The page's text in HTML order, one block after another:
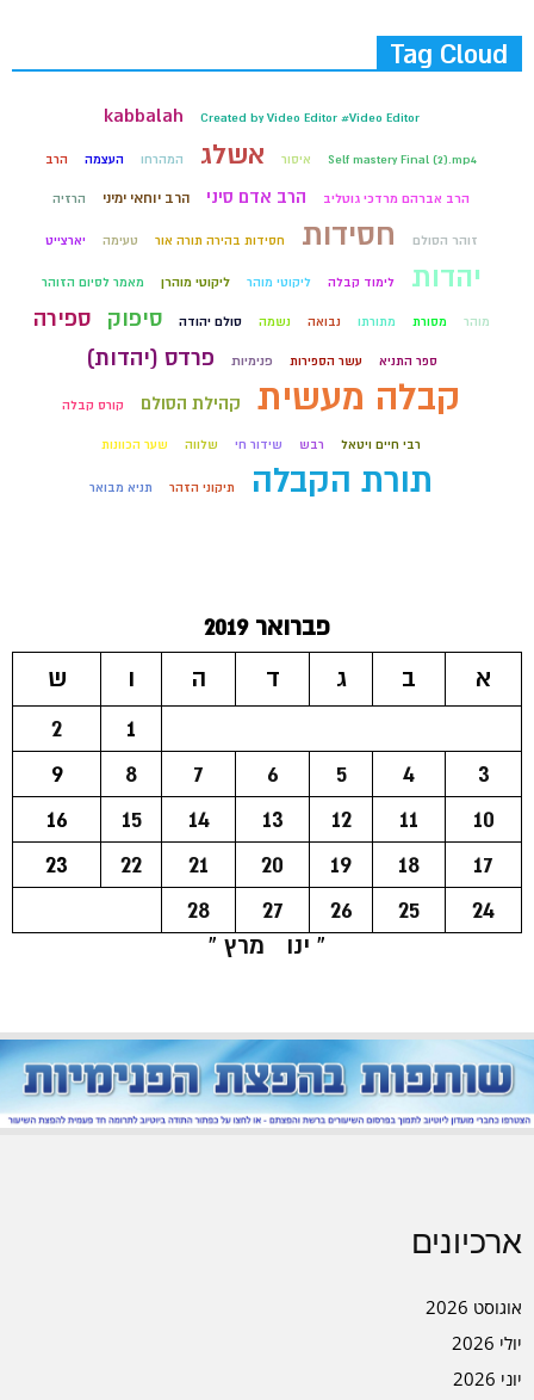
Tag Cloud
Created by Video Editor #Video Editor
kabbalah
Self mastery Final (2).mp4 איסור אשלג המהרחו העצמה הרב
הרב אברהם מרדכי גוטליב הרב אדם סיני הרב יוחאי ימיני הרזיה
זוהר הסולם חסידות חסידות בהירה תורה אור טעימה יארצייט
יהדות לימוד קבלה ליקוטי מוהר ליקוטי מוהרן מאמר לסיום הזוהר
מוהר מסורת מתורתו נבואה נשמה סולם יהודה סיפוק ספירה
ספר התניא עשר הספירות פנימיות פרדס (יהדות)
קבלה מעשית קהילת הסולם קורס קבלה
רבי חיים ויטאל רבש שידור חי שלווה שער הכוונות
תורת הקבלה תיקוני הזהר תניא מבואר
פברואר 2019
א
ב ג ד ה ו
ש
1
2
3
4
5
6
7
8
9
10
11
12
13
14
15
16
17
18
19
20
21
22
23
24
25
26
27
28
« ינו
מרץ »
ארכיונים
אוגוסט 2026
יולי 2026
יוני 2026